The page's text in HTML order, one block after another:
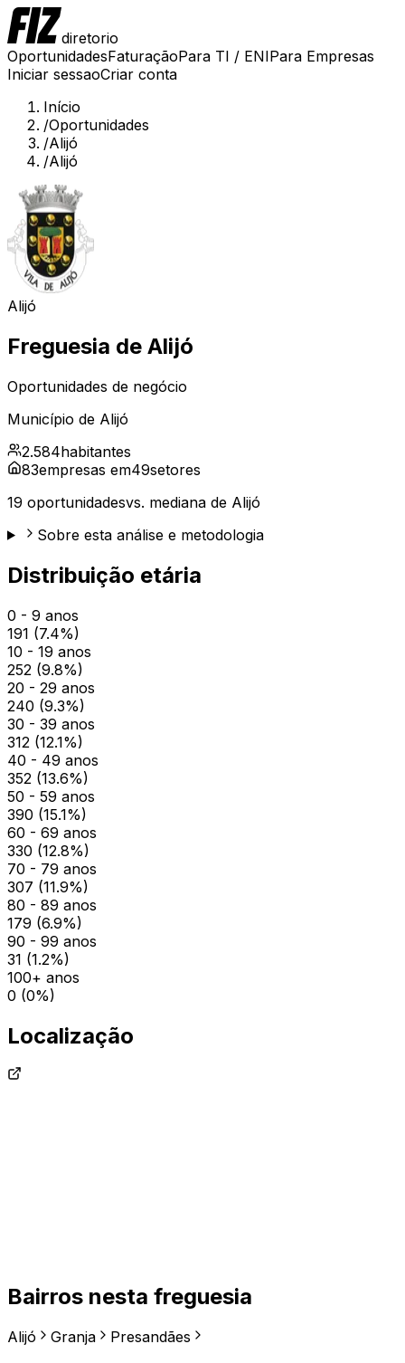
diretorio
OportunidadesFaturaçãoPara TI / ENIPara Empresas
Iniciar sessaoCriar conta
Início
/Oportunidades
/Alijó
/Alijó
Alijó
Freguesia de Alijó
Oportunidades de negócio
Município de Alijó
2.584habitantes
83empresas em49setores
19 oportunidadesvs. mediana de Alijó
Sobre esta análise e metodologia
Distribuição etária
0 - 9 anos
191 (7.4%)
10 - 19 anos
252 (9.8%)
20 - 29 anos
240 (9.3%)
30 - 39 anos
312 (12.1%)
40 - 49 anos
352 (13.6%)
50 - 59 anos
390 (15.1%)
60 - 69 anos
330 (12.8%)
70 - 79 anos
307 (11.9%)
80 - 89 anos
179 (6.9%)
90 - 99 anos
31 (1.2%)
100+ anos
0 (0%)
Localização
Bairros nesta freguesia
Alijó Granja Presandães